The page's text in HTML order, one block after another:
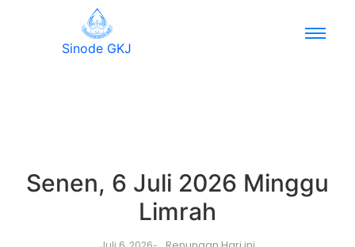
Sinode GKJ
Senen, 6 Juli 2026 Minggu
Limrah